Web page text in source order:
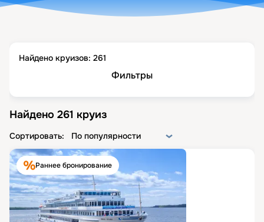
Найдено круизов: 261
Фильтры
Найдено 261 круиз
Сортировать: По популярности
Раннее бронирование